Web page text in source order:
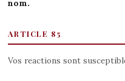
nom.
ARTICLE 85
Vos reactions sont